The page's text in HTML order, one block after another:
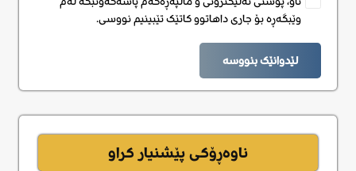
وێبگەڕە بۆ جاری داهاتوو کاتێک تێبینیم نووسی.
لێدوانێک بنووسە
ناوەڕۆکی پێشنیار کراو